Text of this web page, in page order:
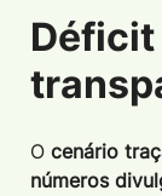
O cenário
números